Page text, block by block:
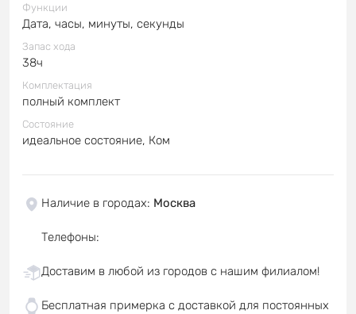
Функции
Дата, часы, минуты, секунды
Запас хода
38ч
Комплектация
полный комплект
Состояние
идеальное состояние, Ком
Наличие в городах: Москва
Телефоны:
Доставим в любой из городов с нашим филиалом!
Бесплатная примерка с доставкой для постоянных